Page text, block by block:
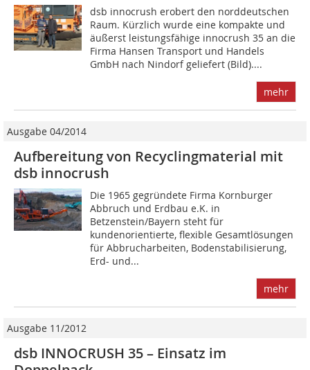
dsb innocrush erobert den norddeutschen
Raum. Kürzlich wurde eine kompakte und
äußerst leistungsfähige innocrush 35 an die
Firma Hansen Transport und Handels
GmbH nach Nindorf geliefert (Bild)....
mehr
Ausgabe 04/2014
Aufbereitung von Recyclingmaterial mit
dsb innocrush
Die 1965 gegründete Firma Kornburger
Abbruch und Erdbau e.K. in
Betzenstein/Bayern steht für
kundenorientierte, flexible Gesamtlösungen
für Abbrucharbeiten, Bodenstabilisierung,
Erd- und...
mehr
Ausgabe 11/2012
dsb INNOCRUSH 35 – Einsatz im